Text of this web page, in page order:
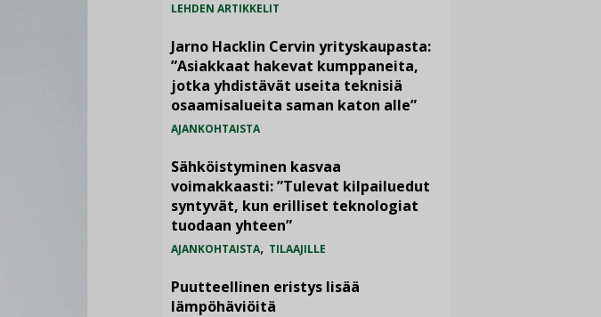
LEHDEN ARTIKKELIT
Jarno Hacklin Cervin yrityskaupasta:
”Asiakkaat hakevat kumppaneita,
jotka yhdistävät useita teknisiä
osaamisalueita saman katon alle”
AJANKOHTAISTA
Sähköistyminen kasvaa
voimakkaasti: ”Tulevat kilpailuedut
syntyvät, kun erilliset teknologiat
tuodaan yhteen”
AJANKOHTAISTA, TILAAJILLE
Puutteellinen eristys lisää
lämpöhäviöitä